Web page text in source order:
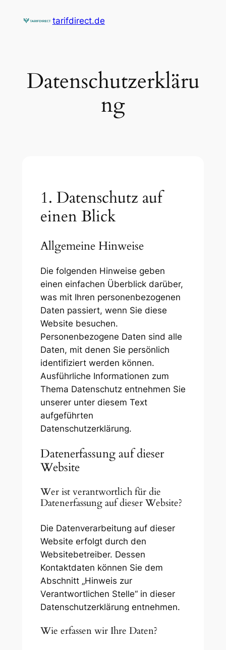
Inhalt
tarifdirect.de
Datenschutzerkläru
ng
1. Datenschutz auf
einen Blick
Allgemeine Hinweise
Die folgenden Hinweise geben
einen einfachen Überblick darüber,
was mit Ihren personenbezogenen
Daten passiert, wenn Sie diese
Website besuchen.
Personenbezogene Daten sind alle
Daten, mit denen Sie persönlich
identifiziert werden können.
Ausführliche Informationen zum
Thema Datenschutz entnehmen Sie
unserer unter diesem Text
aufgeführten
Datenschutzerklärung.
Datenerfassung auf dieser
Website
Wer ist verantwortlich für die
Datenerfassung auf dieser Website?
Die Datenverarbeitung auf dieser
Website erfolgt durch den
Websitebetreiber. Dessen
Kontaktdaten können Sie dem
Abschnitt „Hinweis zur
Verantwortlichen Stelle“ in dieser
Datenschutzerklärung entnehmen.
Wie erfassen wir Ihre Daten?